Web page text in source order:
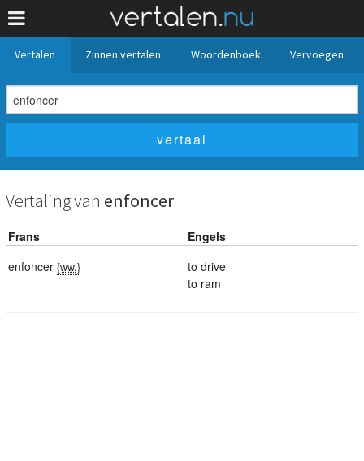
Vertalen Zinnen vertalen Woordenboek Vervoegen
Vertaling van enfoncer
Frans
Engels
enfoncer {ww.}
to drive
to ram